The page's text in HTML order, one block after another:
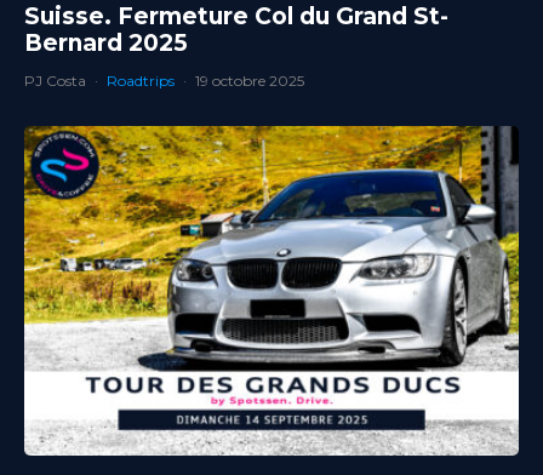
Suisse. Fermeture Col du Grand St-
Bernard 2025
PJ Costa · Roadtrips · 19 octobre 2025